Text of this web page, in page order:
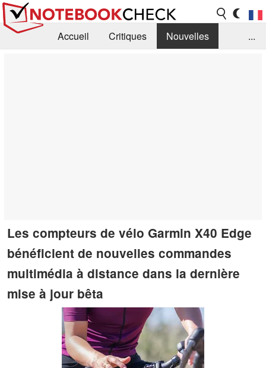
Accueil Critiques
Nouvelles
...
Les compteurs de vélo Garmin X40 Edge
bénéficient de nouvelles commandes
multimédia à distance dans la dernière
mise à jour bêta